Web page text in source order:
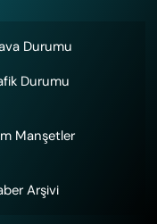
Durumu
Durumu
Manşetler
Arşivi